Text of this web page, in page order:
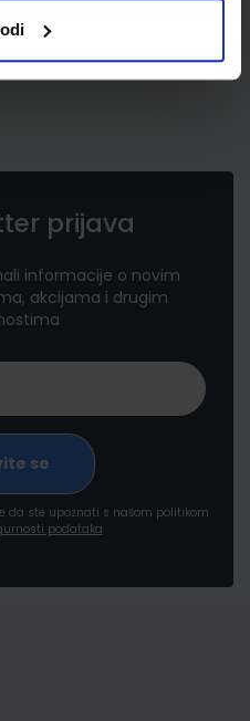
prijava
informacije o novim
akcijama i drugim
da ste upoznati s našom politikom
podataka